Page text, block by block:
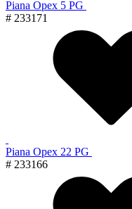
Piana Орех 5 PG
# 233171
Piana Орех 22 PG
# 233166